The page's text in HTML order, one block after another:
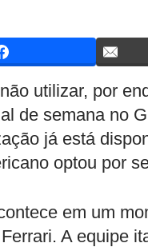
utilizar, por
de semana no
já está
optou por
em um
A equipe